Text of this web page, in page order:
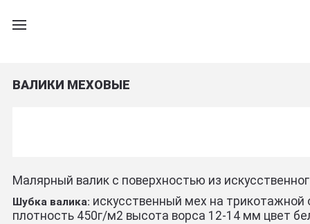
ВАЛИКИ МЕХОВЫЕ
Малярный валик с поверхностью из
Шубка валика: искусственный мех на трикотажной
плотность 450г/м2 высота ворса 12-14 мм цвет